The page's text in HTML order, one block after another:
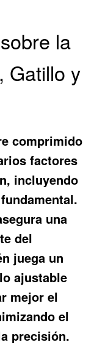
la
Gatillo y
comprimido
factores
incluyendo
una
del
juega un
ajustable
mejor el
el
precisión.